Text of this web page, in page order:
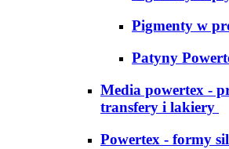
Pigmenty w
Patyny
Media powertex -
transfery i lakiery
Powertex - formy